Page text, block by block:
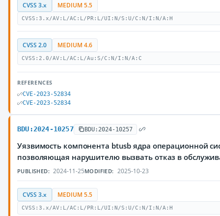
CVSS 3.x MEDIUM 5.5
CVSS:3.x/AV:L/AC:L/PR:L/UI:N/S:U/C:N/I:N/A:H
CVSS 2.0 MEDIUM 4.6
CVSS:2.0/AV:L/AC:L/Au:S/C:N/I:N/A:C
REFERENCES
CVE-2023-52834
CVE-2023-52834
BDU:2024-10257 BDU:2024-10257
Уязвимость компонента btusb ядра операционной
позволяющая нарушителю вызвать отказ в
PUBLISHED: 2024-11-25MODIFIED: 2025-10-23
CVSS 3.x MEDIUM 5.5
CVSS:3.x/AV:L/AC:L/PR:L/UI:N/S:U/C:N/I:N/A:H